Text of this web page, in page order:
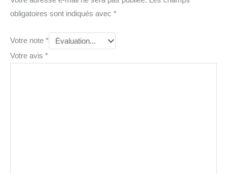
obligatoires sont indiqués avec *
Votre note *
Votre avis *